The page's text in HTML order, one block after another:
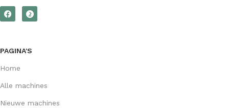
PAGINA'S
Home
Alle machines
Nieuwe machines